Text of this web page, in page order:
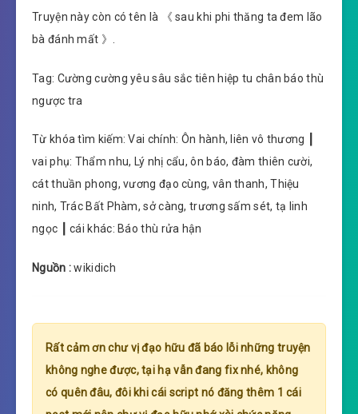
Truyện này còn có tên là 《 sau khi phi thăng ta đem lão
bà đánh mất 》.
Tag: Cường cường yêu sâu sắc tiên hiệp tu chân báo thù
ngược tra
Từ khóa tìm kiếm: Vai chính: Ôn hành, liên vô thương ┃
vai phụ: Thẩm nhu, Lý nhị cẩu, ôn báo, đàm thiên cười,
cát thuần phong, vương đạo cùng, vân thanh, Thiệu
ninh, Trác Bất Phàm, sở càng, trương sấm sét, tạ linh
ngọc ┃ cái khác: Báo thù rửa hận
Nguồn :wikidich
Rất cảm ơn chư vị đạo hữu đã báo lỗi những truyện
không nghe được, tại hạ vẫn đang fix nhé, không
có quên đâu, đôi khi cái script nó đăng thêm 1 cái